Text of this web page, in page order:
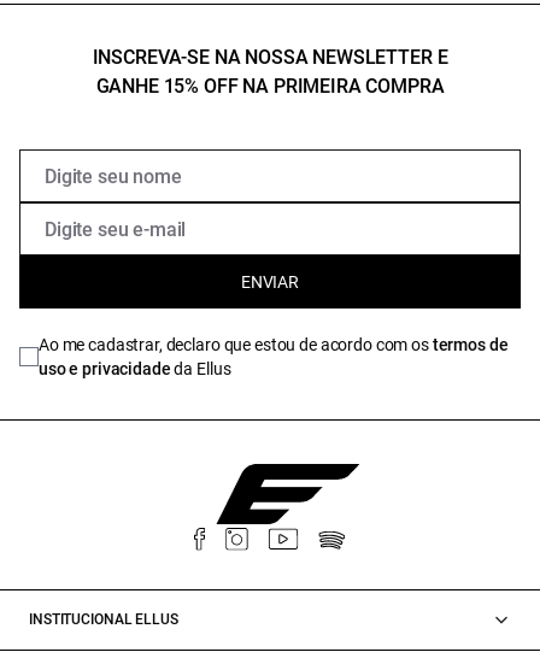
INSCREVA-SE NA NOSSA NEWSLETTER E
GANHE 15% OFF NA PRIMEIRA COMPRA
ENVIAR
Ao me cadastrar, declaro que estou de acordo com ostermos de
uso e privacidadeda Ellus
INSTITUCIONAL ELLUS